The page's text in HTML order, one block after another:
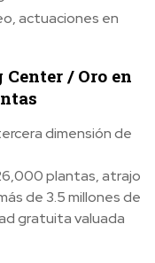
actuaciones en
/ Oro en
dimensión de
plantas, atrajo
de 3.5 millones de
gratuita valuada